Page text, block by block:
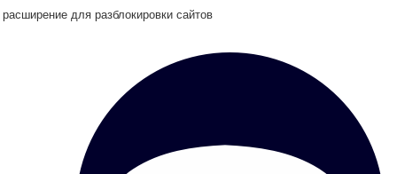
расширение для разблокировки сайтов